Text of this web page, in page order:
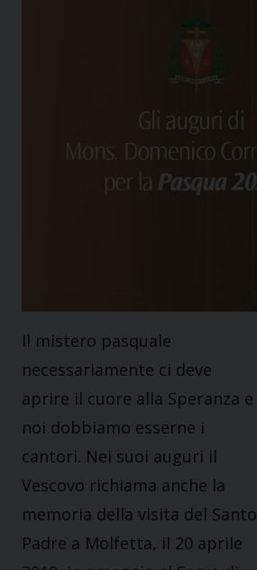
Il mistero pasquale
necessariamente ci deve
aprire il cuore alla Speranza e
noi dobbiamo esserne i
cantori. Nei suoi auguri il
Vescovo richiama anche la
memoria della visita del Santo
Padre a Molfetta, il 20 aprile